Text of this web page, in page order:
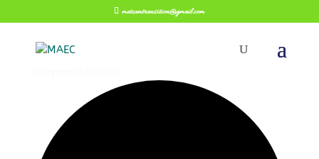
metzentransition@gmail.com